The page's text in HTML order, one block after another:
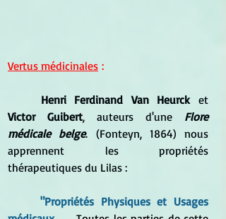
Vertus médicinales :
	Henri Ferdinand Van Heurck
Victor Guibert, auteurs d'une Flore
médicale belge. (Fonteyn, 1864) nous
apprennent les propriétés
thérapeutiques du Lilas :